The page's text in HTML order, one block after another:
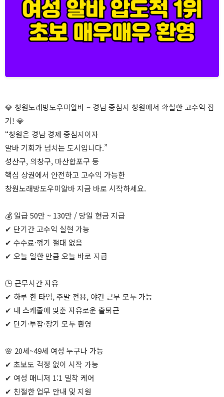
💎 창원노래방도우미알바 – 경남 중심지 창원에서 확실한 고수익 잡
기! 💎
“창원은 경남 경제 중심지이자
알바 기회가 넘치는 도시입니다.”
성산구, 의창구, 마산합포구 등
핵심 상권에서 안전하고 고수익 가능한
창원노래방도우미알바 지금 바로 시작하세요.
💰 일급 50만 ~ 130만 / 당일 현금 지급
✔ 단기간 고수익 실현 가능
✔ 수수료·꺾기 절대 없음
✔ 오늘 일한 만큼 오늘 바로 지급
🕒 근무시간 자유
✔ 하루 한 타임, 주말 전용, 야간 근무 모두 가능
✔ 내 스케줄에 맞춘 자유로운 출퇴근
✔ 단기·투잡·장기 모두 환영
🌸 20세~49세 여성 누구나 가능
✔ 초보도 걱정 없이 시작 가능
✔ 여성 매니저 1:1 밀착 케어
✔ 친절한 업무 안내 및 지원